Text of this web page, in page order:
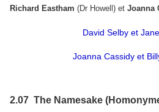
Richard Eastham (Dr Howell) et Joanna
David Selby et
Joanna Cassidy et
2.07 The Namesake